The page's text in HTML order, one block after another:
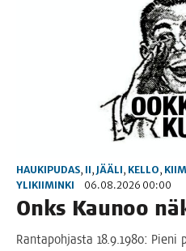
HAUKIPUDAS, II, JÄÄLI, KELLO,
YLIKIIMINKI
06.08.2026 00:00
Onks Kau­noo
Ran­ta­poh­jas­ta 18.9.1980: Pie­ni